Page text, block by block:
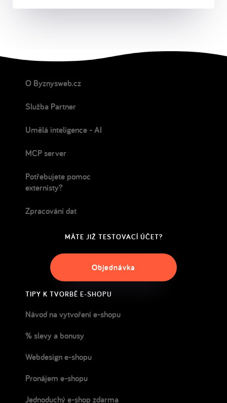
O Byznysweb.cz
Služba Partner
Umělá inteligence - AI
MCP server
Potřebujete pomoc
externisty?
Zpracování dat
MÁTE JIŽ TESTOVACÍ ÚČET?
Objednávka
TIPY K TVORBĚ E-SHOPU
Návod na vytvoření e-shopu
% slevy a bonusy
Webdesign e-shopu
Pronájem e-shopu
Jednoduchý e-shop zdarma